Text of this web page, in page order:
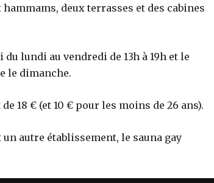
deux terrasses et des cabines
lundi au vendredi de 13h à 19h et le
le dimanche.
18 € (et 10 € pour les moins de 26 ans).
autre établissement, le sauna gay